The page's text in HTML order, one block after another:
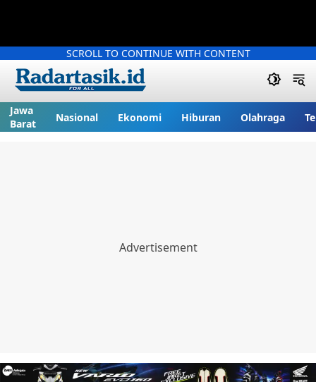
SCROLL TO CONTINUE WITH CONTENT
Jawa
Barat
Nasional Ekonomi Hiburan Olahraga